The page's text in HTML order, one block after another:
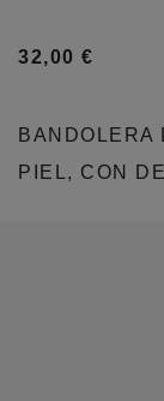
32,00 €
BANDOLERA
PIEL, CON